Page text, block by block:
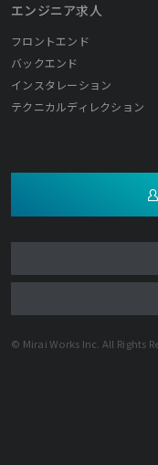
エンジニア求人
フロントエンド
バックエンド
インスタレーション
テクニカルディレクション
© Mirai Works Inc. All Rights